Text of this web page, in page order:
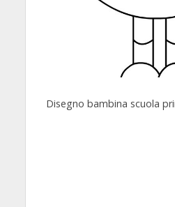
Disegno bambina scuola